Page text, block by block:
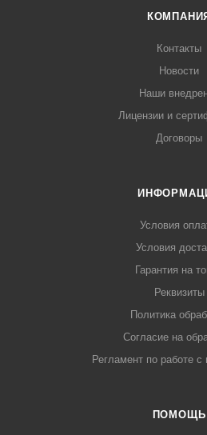
Контакты
Новости
Наши
Лицензии и
Договоры
Условия
Условия
Гарантия на
Реквизиты
Политика
Согласие на
Регламент по работе с
ПОМОЩЬ